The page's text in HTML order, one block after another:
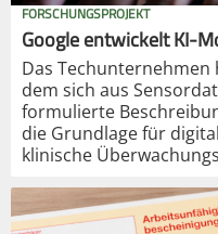
FORSCHUNGSPROJEKT
Google entwickelt KI-
Das
dem sich aus
formulierte
die Grundlage für
klinische